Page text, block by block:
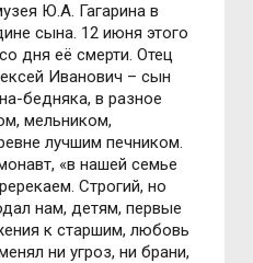
Ю.А. Гагарина в
сына. 12 июня этого
дня её смерти. Отец
Иванович – сын
бедняка, в разное
мельником,
лучшим печником.
«в нашей семье
Строгий, но
нам, детям, первые
к старшим, любовь
ни угроз, ни брани,